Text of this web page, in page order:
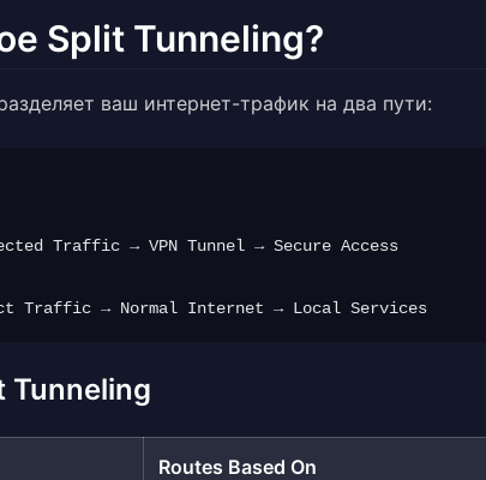
Split Tunneling?
ваш интернет-трафик на два пути:
Traffic → VPN Tunnel → Secure Access
Tunneling
Routes Based On